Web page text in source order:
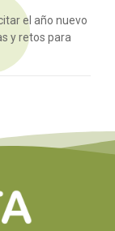
el año nuevo
y retos para